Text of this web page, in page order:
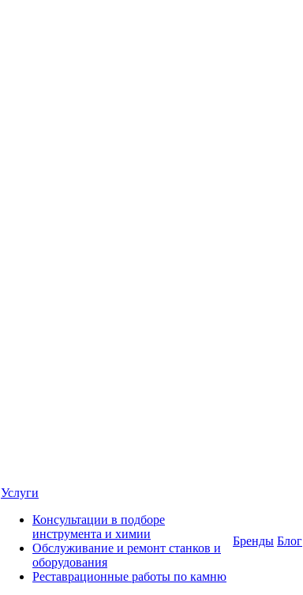
Услуги
Консультации в подборе
инструмента и химии
Обслуживание и ремонт станков и
оборудования
Реставрационные работы по камню
Бренды Блог